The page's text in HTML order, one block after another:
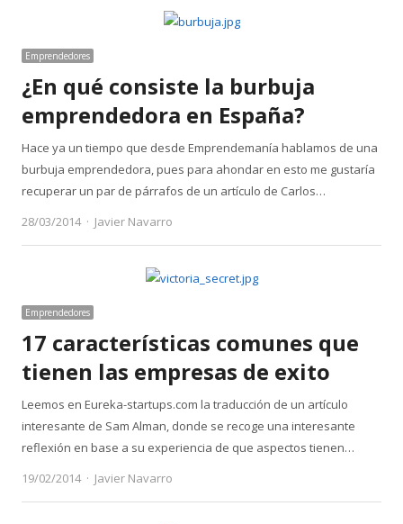
Emprendedores
¿En qué consiste la burbuja
emprendedora en España?
Hace ya un tiempo que desde Emprendemanía hablamos de una
burbuja emprendedora, pues para ahondar en esto me gustaría
recuperar un par de párrafos de un artículo de Carlos…
28/03/2014
Author
Javier Navarro
Emprendedores
17 características comunes que
tienen las empresas de exito
Leemos en Eureka-startups.com la traducción de un artículo
interesante de Sam Alman, donde se recoge una interesante
reflexión en base a su experiencia de que aspectos tienen…
19/02/2014
Author
Javier Navarro